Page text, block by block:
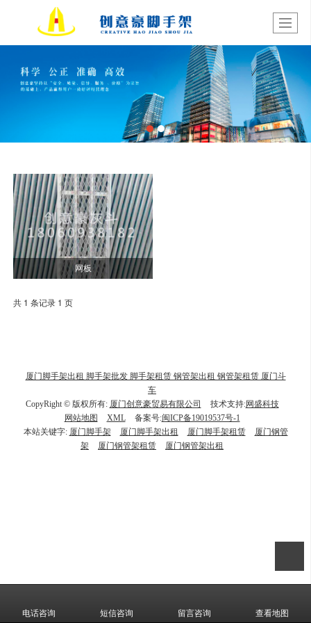
网板
共 1 条记录 1 页
厦门脚手架出租 脚手架批发 脚手架租赁 钢管架出租 钢管架租赁 厦门斗
车
CopyRight © 版权所有: 厦门创意豪贸易有限公司 技术支持:网盛科技
网站地图
XML 备案号:闽ICP备19019537号-1
本站关键字: 厦门脚手架 厦门脚手架出租 厦门脚手架租赁
厦门钢管
架
厦门钢管架租赁 厦门钢管架出租
电话咨询 短信咨询 留言咨询 查看地图